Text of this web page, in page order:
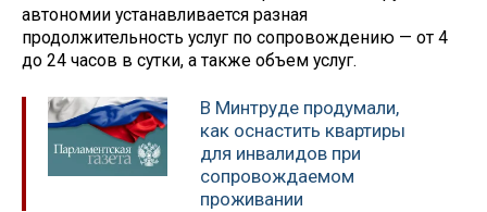
автономии устанавливается разная
продолжительность услуг по сопровождению — от 4
до 24 часов в сутки, а также объем услуг.
В Минтруде продумали,
как оснастить квартиры
для инвалидов при
сопровождаемом
проживании